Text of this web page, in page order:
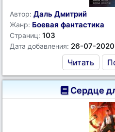
Автор: Даль Дмитрий
Жанр: Боевая фантастика
Страниц: 103
Дата добавления: 26-07-2020
Читать
Сердце